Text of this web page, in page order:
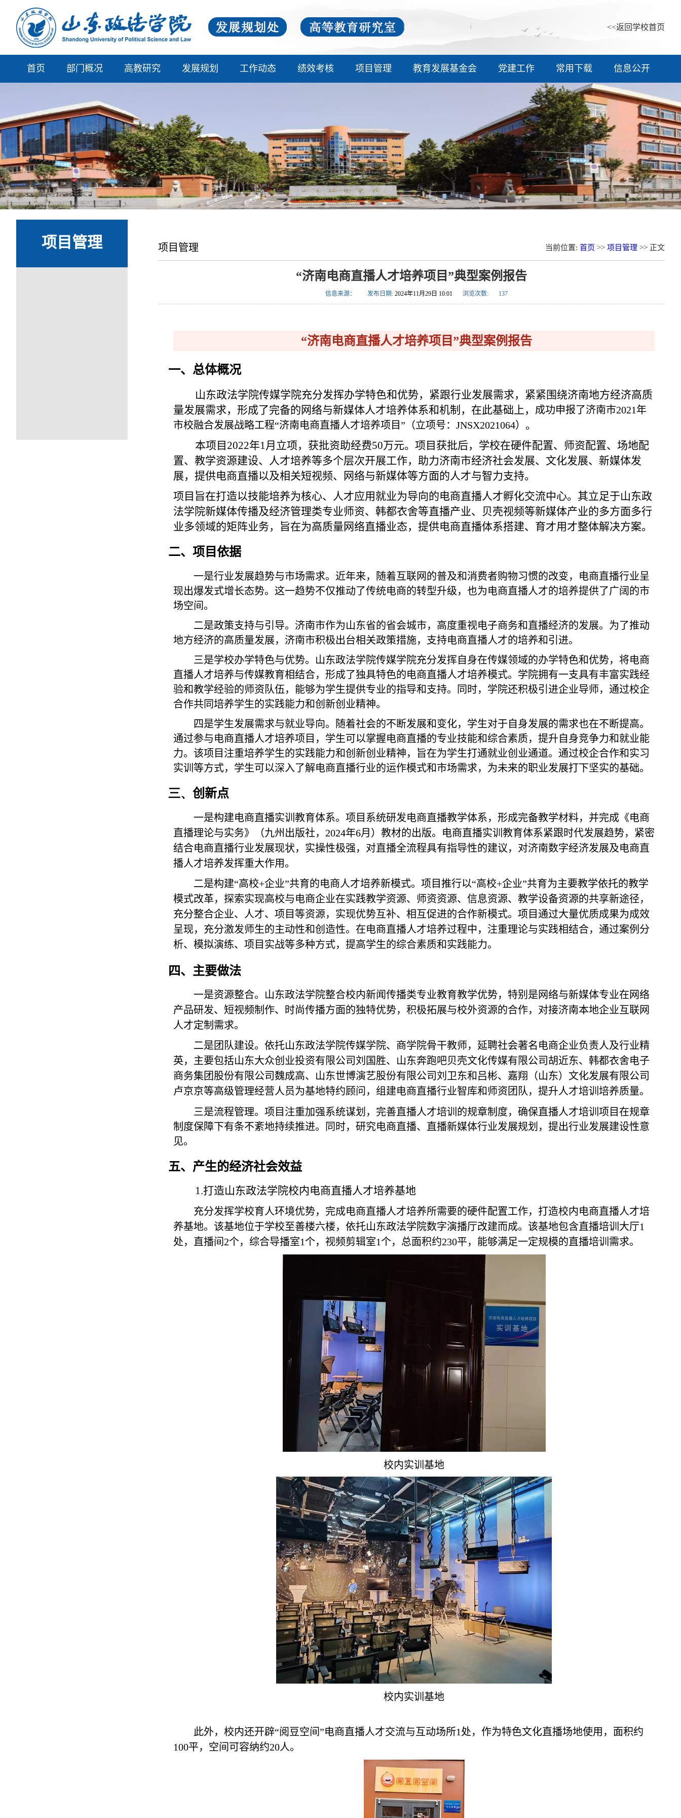
<<返回学校首页
首页 部门概况 高教研究 发展规划 工作动态 绩效考核 项目管理 教育发展基金会 党建工作 常用下载 信息公开
项目管理 项目管理 当前位置: 首页 >> 项目管理 >> 正文
“济南电商直播人才培养项目”典型案例报告
信息来源： 发布日期: 2024年11月29日 10:01 浏览次数: 137
“济南电商直播人才培养项目”典型案例报告
一、总体概况
山东政法学院传媒学院充分发挥办学特色和优势，紧跟行业发展需求，紧紧围绕济南地方经济高质
量发展需求，形成了完备的网络与新媒体人才培养体系和机制，在此基础上， 成功申报了济南市2021年
市校融合发展战略工程“济南电商直播人才培养项目”（立项号： JNSX2021064） 。
本项目 2022年1月立项，获批资助经费50万元。项目获批后，学校在硬件配置、师资配置、场地配
置、教学资源建设、人才培养等多个层次开展工作，助力济南市经济社会发展、文化发展、新媒体发
展，提供电商直播以及相关短视频、网络与新媒体等方面的人才与智力支持。
项目旨在打造以技能培养为核心、人才应用就业为导向的电商直播人才孵化交流中心。其立足于山东政
法学院新媒体传播及经济管理类专业师资、韩都衣舍等直播产业、贝壳视频等新媒体产业的多方面多行
业多领域的矩阵业务，旨在为高质量网络直播业态，提供电商直播体系搭建、育才用才整体解决方案。
二、项目依据
一是行业发展趋势与市场需求。近年来，随着互联网的普及和消费者购物习惯的改变，电商直播行业呈
现出爆发式增长态势。这一趋势不仅推动了传统电商的转型升级，也为电商直播人才的培养提供了广阔的市
场空间。
二是政策支持与引导。济南市作为山东省的省会城市，高度重视电子商务和直播经济的发展。为了推动
地方经济的高质量发展，济南市积极出台相关政策措施，支持电商直播人才的培养和引进。
三是学校办学特色与优势。山东政法学院传媒学院充分发挥自身在传媒领域的办学特色和优势，将电商
直播人才培养与传媒教育相结合，形成了独具特色的电商直播人才培养模式。学院拥有一支具有丰富实践经
验和教学经验的师资队伍，能够为学生提供专业的指导和支持。同时，学院还积极引进企业导师，通过校企
合作共同培养学生的实践能力和创新创业精神。
四是学生发展需求与就业导向。随着社会的不断发展和变化，学生对于自身发展的需求也在不断提高。
通过参与电商直播人才培养项目，学生可以掌握电商直播的专业技能和综合素质，提升自身竞争力和就业能
力。该项目注重培养学生的实践能力和创新创业精神，旨在为学生打通就业创业通道。通过校企合作和实习
实训等方式，学生可以深入了解电商直播行业的运作模式和市场需求，为未来的职业发展打下坚实的基础。
三、 创新点
一是构建电商直播实训教育体系。项目系统研发电商直播教学体系，形成完备教学材料，并完成《电商
直播理论与实务》（九州出版社， 2024年6月）教材的出版。电商直播实训教育体系紧跟时代发展趋势，紧密
结合电商直播行业发展现状，实操性极强，对直播全流程具有指导性的建议，对济南数字经济发展及电商直
播人才培养发挥重大作用。
二是构建“高校+企业”共育的电商人才培养新模式。项目推行以“高校+企业”共育为主要教学依托的教学
模式改革，探索实现高校与电商企业在实践教学资源、师资资源、信息资源、教学设备资源的共享新途径，
充分整合企业、人才、项目等资源，实现优势互补、相互促进的合作新模式。项目通过大量优质成果为成效
呈现，充分激发师生的主动性和创造性。在电商直播人才培养过程中，注重理论与实践相结合，通过案例分
析、模拟演练、项目实战等多种方式，提高学生的综合素质和实践能力。
四、主要做法
一是资源整合。山东政法学院整合校内新闻传播类专业教育教学优势，特别是网络与新媒体专业在网络
产品研发、短视频制作、时尚传播方面的独特优势，积极拓展与校外资源的合作，对接济南本地企业互联网
人才定制需求。
二是团队建设。依托山东政法学院传媒学院、商学院骨干教师，延聘社会著名电商企业负责人及行业精
英，主要包括山东大众创业投资有限公司刘国胜、山东奔跑吧贝壳文化传媒有限公司胡近东、韩都衣舍电子
商务集团股份有限公司魏成高、山东世博演艺股份有限公司刘卫东和吕彬、嘉翔（山东）文化发展有限公司
卢京京等高级管理经营人员为基地特约顾问，组建电商直播行业智库和师资团队，提升人才培训培养质量。
三是流程管理。项目注重加强系统谋划，完善直播人才培训的规章制度，确保直播人才培训项目在规章
制度保障下有条不紊地持续推进。同时，研究电商直播、直播新媒体行业发展规划，提出行业发展建设性意
见。
五、产生的经济社会效益
1.打造山东政法学院校内电商直播人才培养基地
充分发挥学校育人环境优势，完成电商直播人才培养所需要的硬件配置工作，打造校内电商直播人才培
养基地。该基地位于学校至善楼六楼，依托山东政法学院数字演播厅改建而成。该基地包含直播培训大厅1
处，直播间 2个，综合导播室1个，视频剪辑室1个，总面积约230平，能够满足一定规模的直播培训需求。
校内实训基地
校内实训基地
此外，校内还开辟“阅豆空间”电商直播人才交流与互动场所1处，作为特色文化直播场地使用，面积约
100平，空间可容纳约20人。